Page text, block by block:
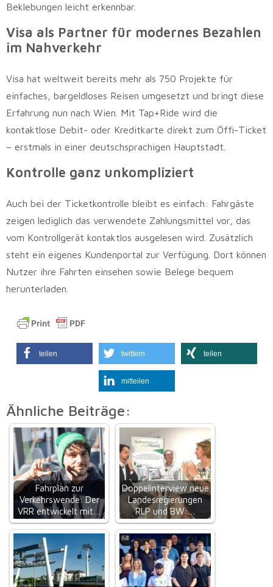
Beklebungen leicht erkennbar.
Visa als Partner für modernes Bezahlen
im Nahverkehr
Visa hat weltweit bereits mehr als 750 Projekte für
einfaches, bargeldloses Reisen umgesetzt und bringt diese
Erfahrung nun nach Wien. Mit Tap+Ride wird die
kontaktlose Debit- oder Kreditkarte direkt zum Öffi-Ticket
– erstmals in einer deutschsprachigen Hauptstadt.
Kontrolle ganz unkompliziert
Auch bei der Ticketkontrolle bleibt es einfach: Fahrgäste
zeigen lediglich das verwendete Zahlungsmittel vor, das
vom Kontrollgerät kontaktlos ausgelesen wird. Zusätzlich
steht ein eigenes Kundenportal zur Verfügung. Dort können
Nutzer ihre Fahrten einsehen sowie Belege bequem
herunterladen.
teilen twittern teilen
mitteilen
Ähnliche Beiträge:
Fahrplan zur
Verkehrswende: Der
VRR entwickelt mit…
Doppelinterview neue
Landesregierungen
RLP und BW:…